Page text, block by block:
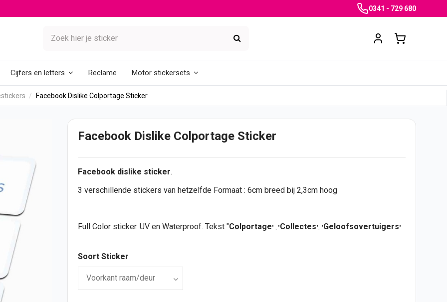
0341 - 729 680
Cijfers en letters Reclame Motor stickersets
Facebook Dislike Colportage Sticker
Facebook Dislike Colportage Sticker
Facebook dislike sticker.
3 verschillende stickers van hetzelfde Formaat : 6cm breed bij 2,3cm hoog
Full Color sticker. UV en Waterproof. Tekst"Colportage" , "Collectes", "Geloofsovertuigers"
Soort Sticker